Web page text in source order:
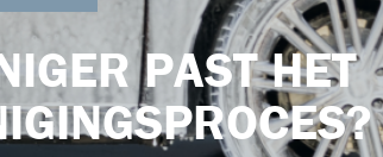
PAST HET